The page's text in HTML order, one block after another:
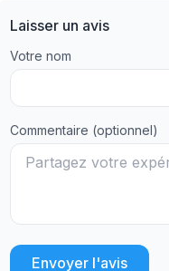
Laisser un avis
Votre nom
Commentaire (optionnel)
Envoyer l'avis